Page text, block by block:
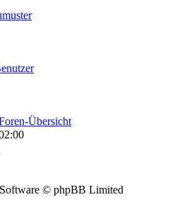
Übersicht
© phpBB Limited